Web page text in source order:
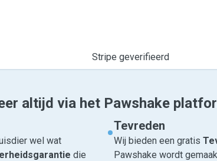
Stripe geverifieerd
altijd via het Pawshake
wel wat
die
Tevreden
Wij bieden een gratis
Pawshake wordt